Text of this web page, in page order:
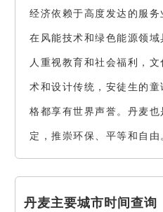
经济依赖于高度发达的服
在风能技术和绿色能源领
人重视教育和社会福利，
术和设计传统，安徒生的
格都享有世界声誉。丹麦
定，推崇环保、平等和自由
丹麦主要城市时间查询